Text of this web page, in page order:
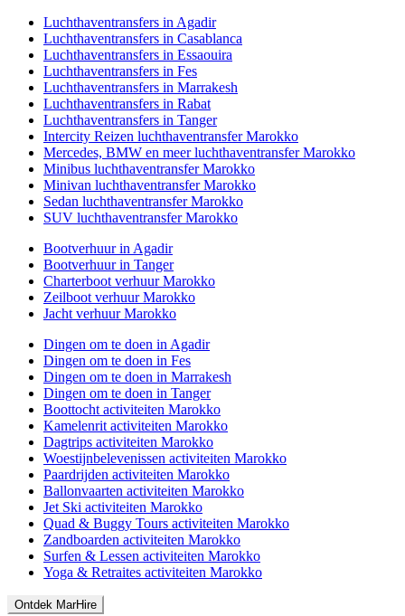
Luchthaventransfers in Agadir
Luchthaventransfers in Casablanca
Luchthaventransfers in Essaouira
Luchthaventransfers in Fes
Luchthaventransfers in Marrakesh
Luchthaventransfers in Rabat
Luchthaventransfers in Tanger
Intercity Reizen luchthaventransfer Marokko
Mercedes, BMW en meer luchthaventransfer Marokko
Minibus luchthaventransfer Marokko
Minivan luchthaventransfer Marokko
Sedan luchthaventransfer Marokko
SUV luchthaventransfer Marokko
Bootverhuur in Agadir
Bootverhuur in Tanger
Charterboot verhuur Marokko
Zeilboot verhuur Marokko
Jacht verhuur Marokko
Dingen om te doen in Agadir
Dingen om te doen in Fes
Dingen om te doen in Marrakesh
Dingen om te doen in Tanger
Boottocht activiteiten Marokko
Kamelenrit activiteiten Marokko
Dagtrips activiteiten Marokko
Woestijnbelevenissen activiteiten Marokko
Paardrijden activiteiten Marokko
Ballonvaarten activiteiten Marokko
Jet Ski activiteiten Marokko
Quad & Buggy Tours activiteiten Marokko
Zandboarden activiteiten Marokko
Surfen & Lessen activiteiten Marokko
Yoga & Retraites activiteiten Marokko
Ontdek MarHire